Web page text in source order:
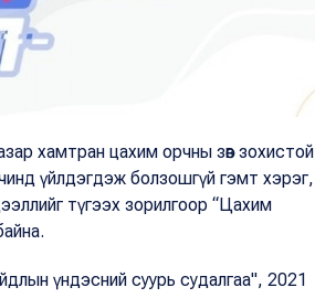
хамтран цахим орчны зөв зохистой
үйлдэгдэж болзошгүй гэмт хэрэг,
түгээх зорилгоор “Цахим
үндэсний суурь судалгаа", 2021